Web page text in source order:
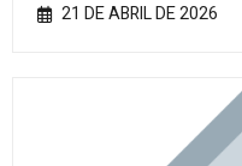
21 DE ABRIL DE 2026